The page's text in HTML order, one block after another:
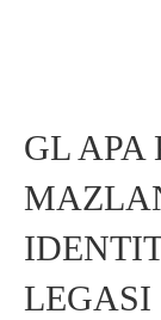
GL
LEGASI